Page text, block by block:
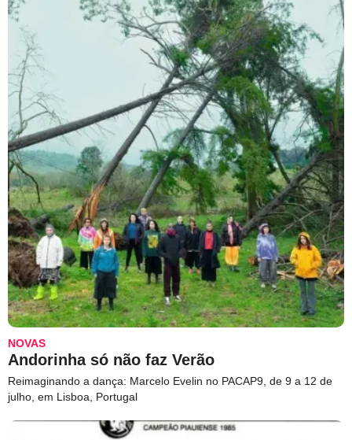
NOVAS
Andorinha só não faz Verão
Reimaginando a dança: Marcelo Evelin no PACAP9, de 9 a 12 de
julho, em Lisboa, Portugal